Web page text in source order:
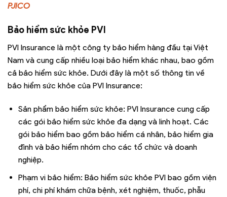
PJICO
Bảo hiểm sức khỏe PVI
PVI Insurance là một công ty bảo hiểm hàng đầu tại Việt
Nam và cung cấp nhiều loại bảo hiểm khác nhau, bao gồm
cả bảo hiểm sức khỏe. Dưới đây là một số thông tin về
bảo hiểm sức khỏe của PVI Insurance:
Sản phẩm bảo hiểm sức khỏe: PVI Insurance cung cấp
các gói bảo hiểm sức khỏe đa dạng và linh hoạt. Các
gói bảo hiểm bao gồm bảo hiểm cá nhân, bảo hiểm gia
đình và bảo hiểm nhóm cho các tổ chức và doanh
nghiệp.
Phạm vi bảo hiểm: Bảo hiểm sức khỏe PVI bao gồm viện
phí, chi phí khám chữa bệnh, xét nghiệm, thuốc, phẫu